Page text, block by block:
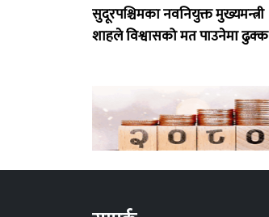
सुदूरपश्चिमका नवनियुक्त मुख्यमन्त्री
शाहले विश्वासको मत पाउनेमा ढुक्क